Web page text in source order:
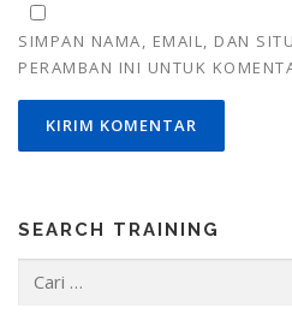
SIMPAN NAMA, EMAIL, DAN
PERAMBAN INI UNTUK
SEARCH TRAINING
untuk: